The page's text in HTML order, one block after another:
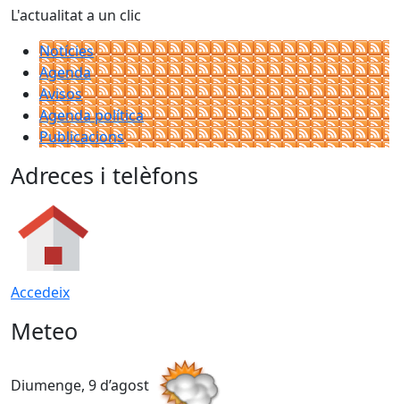
L'actualitat a un clic
Notícies
Agenda
Avisos
Agenda política
Publicacions
Adreces i telèfons
Accedeix
Meteo
Diumenge, 9 d’agost